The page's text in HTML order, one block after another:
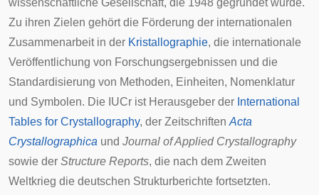
wissenschaftliche Gesellschaft, die 1948 gegründet wurde.
Zu ihren Zielen gehört die Förderung der internationalen
Zusammenarbeit in der Kristallographie, die internationale
Veröffentlichung von Forschungsergebnissen und die
Standardisierung von Methoden, Einheiten, Nomenklatur
und Symbolen. Die IUCr ist Herausgeber der International
Tables for Crystallography, der Zeitschriften Acta
Crystallographica und Journal of Applied Crystallography
sowie der Structure Reports, die nach dem Zweiten
Weltkrieg die deutschen Strukturberichte fortsetzten.